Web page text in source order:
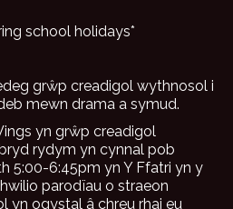
school holidays*
grŵp creadigol wythnosol i
mewn drama a symud.
yn grŵp creadigol
rydym yn cynnal pob
5:00-6:45pm yn Y Ffatri yn y
parodïau o straeon
ogystal â chreu rhai eu